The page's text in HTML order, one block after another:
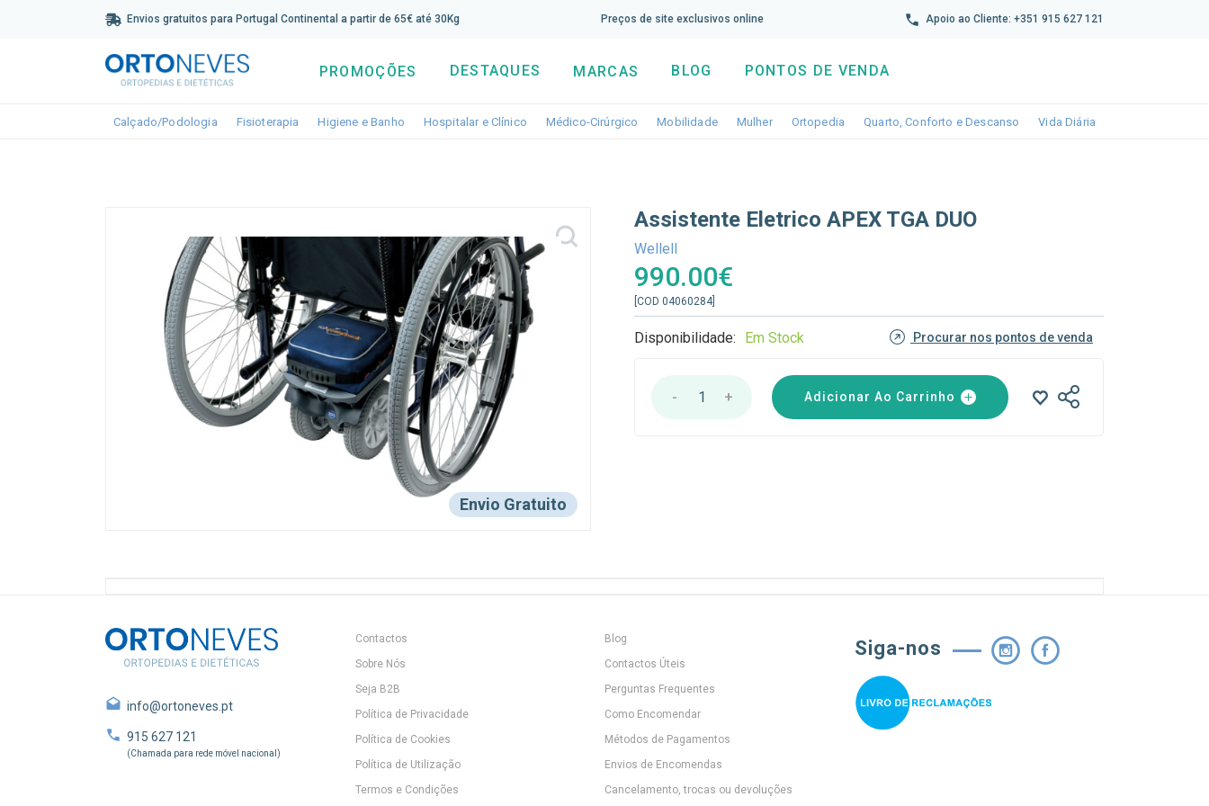
Envios gratuitos para Portugal Continental a partir de 65€ até 30Kg Preços de site exclusivos online Apoio ao Cliente: +351 915 627 121
PROMOÇÕES DESTAQUES MARCAS BLOG PONTOS DE VENDA
Calçado/Podologia Toggle dropdown
Fisioterapia Toggle dropdown
Higiene e Banho Toggle dropdown
Hospitalar e Clínico Toggle dropdown
Médico-Cirúrgico Toggle dropdown
Mobilidade Toggle dropdown
Mulher Toggle dropdown
Ortopedia Toggle dropdown
Quarto, Conforto e Descanso Toggle dropdown
Vida Diária
Subscreva aqui a nossa newsletter e tenha 5% de desconto direto
Envio Gratuito
Assistente Eletrico APEX TGA DUO
Wellell
990.00€
[COD 04060284]
Disponibilidade: Em Stock Procurar nos pontos de venda
- 1 + Adicionar Ao Carrinho
info@ortoneves.pt
915 627 121
(Chamada para rede móvel nacional)
Contactos
Sobre Nós
Seja B2B
Política de Privacidade
Política de Cookies
Política de Utilização
Termos e Condições
Blog
Contactos Úteis
Perguntas Frequentes
Como Encomendar
Métodos de Pagamentos
Envios de Encomendas
Cancelamento, trocas ou devoluções
Siga-nos